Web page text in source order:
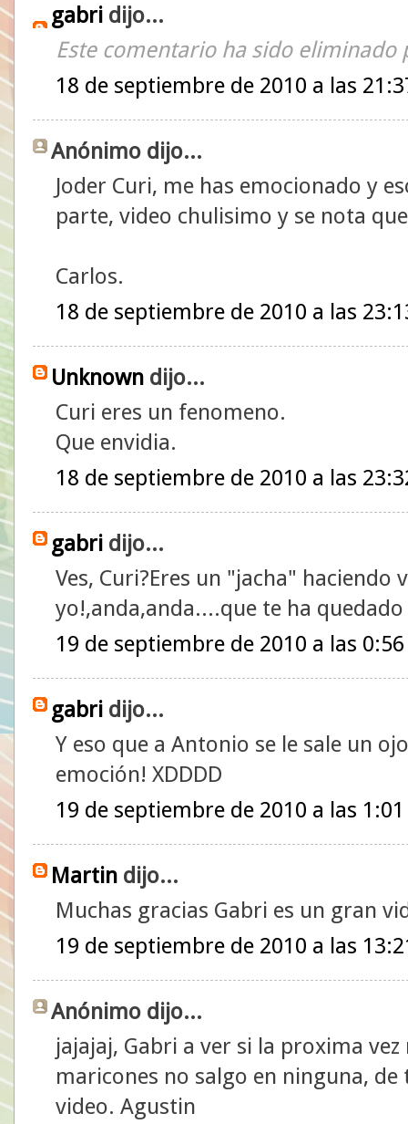
gabri dijo...
Este comentario ha sido eliminado
18 de septiembre de 2010 a las
Anónimo dijo...
Joder Curi, me has emocionado y
parte, video chulisimo y se nota
Carlos.
18 de septiembre de 2010 a las
Unknown dijo...
Curi eres un fenomeno.
Que envidia.
18 de septiembre de 2010 a las
gabri dijo...
Ves, Curi?Eres un "jacha"
yo!,anda,anda....que te ha
19 de septiembre de 2010 a las 0:56
gabri dijo...
Y eso que a Antonio se le sale un
emoción! XDDDD
19 de septiembre de 2010 a las 1:01
Martin dijo...
Muchas gracias Gabri es un gran
19 de septiembre de 2010 a las
Anónimo dijo...
jajajaj, Gabri a ver si la proxima
maricones no salgo en ninguna,
video. Agustin